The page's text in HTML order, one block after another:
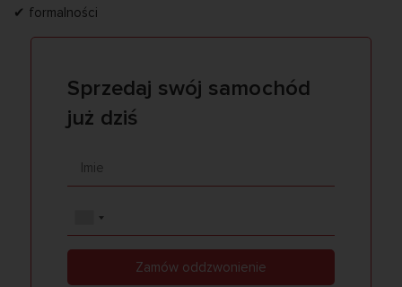
✔ formalności
Sprzedaj swój samochód
już dziś
Zamów oddzwonienie